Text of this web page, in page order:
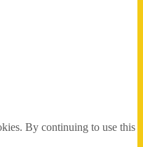
By continuing to use this